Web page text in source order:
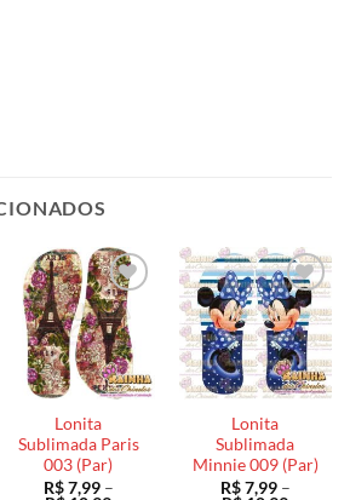
Lonita
Sublimada Paris
003 (Par)
R$7,99 –
Lonita
Sublimada
Minnie 009 (Par)
R$7,99 –